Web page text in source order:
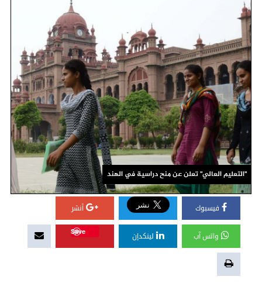
"التعليم العالي" تعلن عن منح دراسية في الهند
فيسبوك أنشر
واتس آب لينكدإن
Save